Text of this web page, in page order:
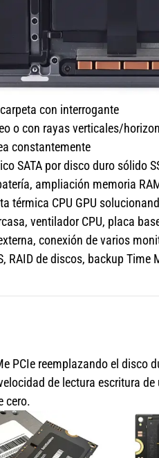
con interrogante
o con rayas verticales/
constantemente
SATA por disco duro sólido
ampliación memoria
térmica CPU GPU
ventilador CPU, placa
conexión de varios
RAID de discos, backup Time
PCIe reemplazando el disco
de lectura escritura
cero.